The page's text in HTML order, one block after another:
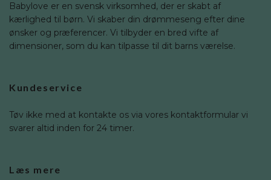
Babylove er en svensk virksomhed, der er skabt af
kærlighed til børn. Vi skaber din drømmeseng efter dine
ønsker og præferencer. Vi tilbyder en bred vifte af
dimensioner, som du kan tilpasse til dit barns værelse.
Kundeservice
Tøv ikke med at kontakte os via vores kontaktformular vi
svarer altid inden for 24 timer.
Læs mere